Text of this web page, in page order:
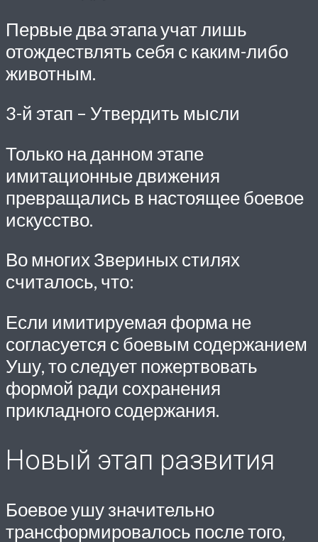
Первые два этапа учат лишь
отождествлять себя с каким-либо
животным.
3-й этап – Утвердить мысли
Только на данном этапе
имитационные движения
превращались в настоящее боевое
искусство.
Во многих Звериных стилях
считалось, что:
Если имитируемая форма не
согласуется с боевым содержанием
Ушу, то следует пожертвовать
формой ради сохранения
прикладного содержания.
Новый этап развития
Боевое ушу значительно
трансформировалось после того,